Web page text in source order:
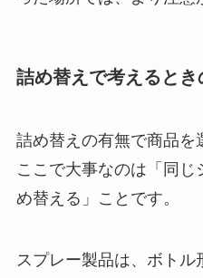
詰め替えで考えるとき
詰め替えの有無で商品を
ここで大事なのは「同
め替える」ことです。
スプレー製品は、ボト